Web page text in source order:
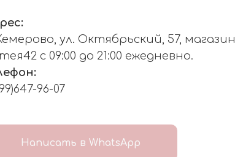
ул. Октябрьский, 57, магазин
с 09:00 до 21:00 ежедневно.
96-07
Написать в WhatsApp